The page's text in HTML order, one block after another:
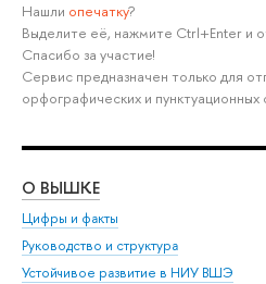
Нашли опечатку?
Выделите её, нажмите Ctrl+Enter и
Спасибо за участие!
Сервис предназначен только для
орфографических и пунктуационных
О ВЫШКЕ
Цифры и факты
Руководство и структура
Устойчивое развитие в НИУ ВШЭ